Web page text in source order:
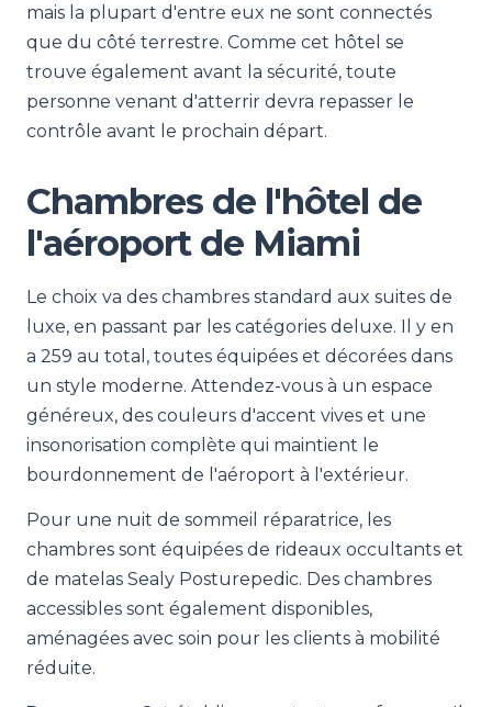
mais la plupart d'entre eux ne sont connectés
que du côté terrestre. Comme cet hôtel se
trouve également avant la sécurité, toute
personne venant d'atterrir devra repasser le
contrôle avant le prochain départ.
Chambres de l'hôtel de
l'aéroport de Miami
Le choix va des chambres standard aux suites de
luxe, en passant par les catégories deluxe. Il y en
a 259 au total, toutes équipées et décorées dans
un style moderne. Attendez-vous à un espace
généreux, des couleurs d'accent vives et une
insonorisation complète qui maintient le
bourdonnement de l'aéroport à l'extérieur.
Pour une nuit de sommeil réparatrice, les
chambres sont équipées de rideaux occultants et
de matelas Sealy Posturepedic. Des chambres
accessibles sont également disponibles,
aménagées avec soin pour les clients à mobilité
réduite.